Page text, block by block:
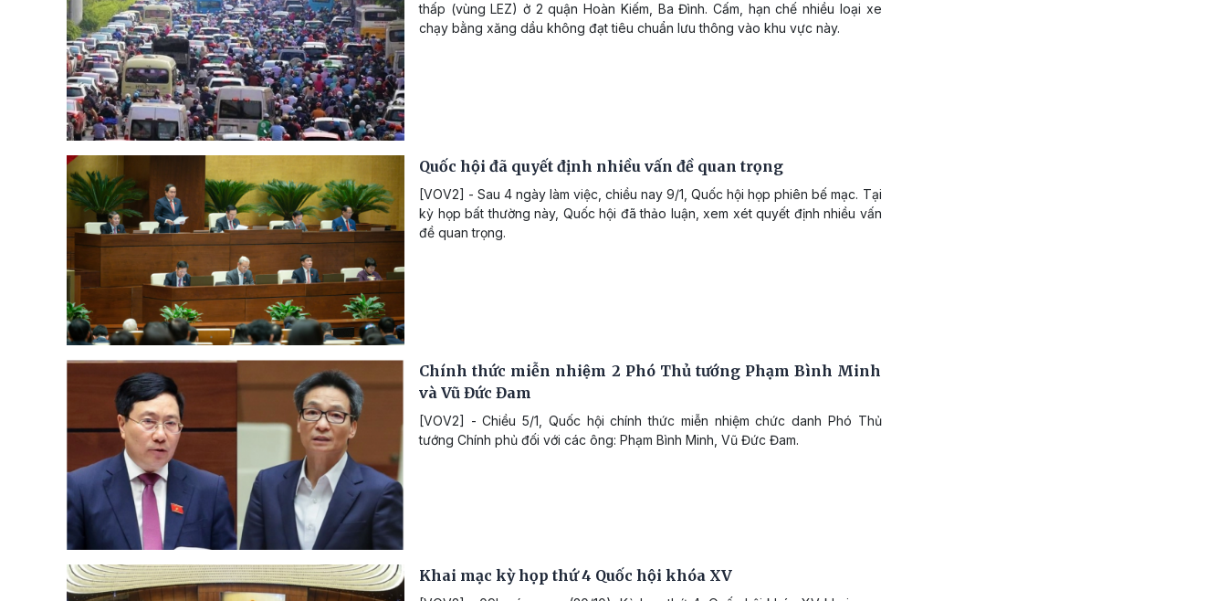
thấp (vùng LEZ) ở 2 quận Hoàn Kiếm, Ba Đình. Cấm, hạn chế nhiều loại xe
chạy bằng xăng dầu không đạt tiêu chuẩn lưu thông vào khu vực này.
Quốc hội đã quyết định nhiều vấn đề quan trọng
[VOV2] - Sau 4 ngày làm việc, chiều nay 9/1, Quốc hội họp phiên bế mạc. Tại
kỳ họp bất thường này, Quốc hội đã thảo luận, xem xét quyết định nhiều vấn
đề quan trọng.
Chính thức miễn nhiệm 2 Phó Thủ tướng Phạm Bình Minh
và Vũ Đức Đam
[VOV2] - Chiều 5/1, Quốc hội chính thức miễn nhiệm chức danh Phó Thủ
tướng Chính phủ đối với các ông: Phạm Bình Minh, Vũ Đức Đam.
Khai mạc kỳ họp thứ 4 Quốc hội khóa XV